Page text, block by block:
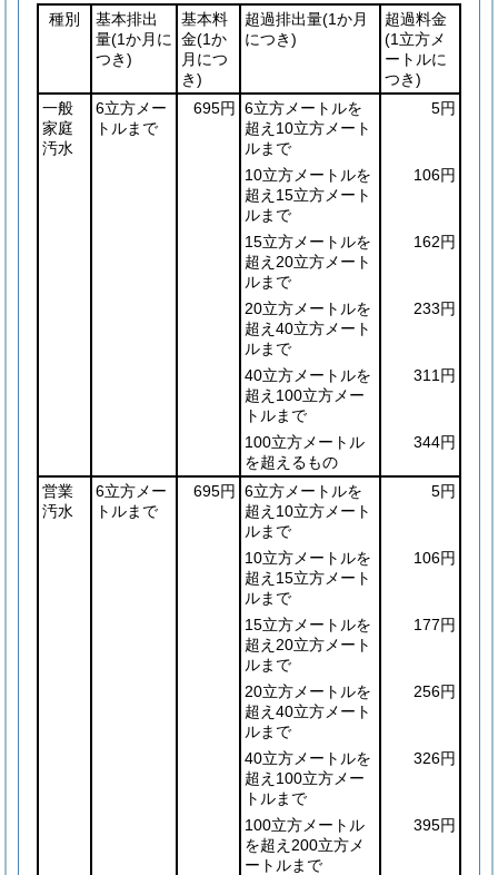
種別
基本排出
量(1か月に
つき)
基本料
金(1か
月につ
き)
超過排出量(1か月
につき)
超過料金
(1立方メ
ートルに
つき)
一般
家庭
汚水
6立方メー
トルまで
695円
6立方メートルを
超え10立方メート
ルまで
5円
10立方メートルを
超え15立方メート
ルまで
106円
15立方メートルを
超え20立方メート
ルまで
162円
20立方メートルを
超え40立方メート
ルまで
233円
40立方メートルを
超え100立方メー
トルまで
311円
100立方メートル
を超えるもの
344円
営業
汚水
6立方メー
トルまで
695円
6立方メートルを
超え10立方メート
ルまで
5円
10立方メートルを
超え15立方メート
ルまで
106円
15立方メートルを
超え20立方メート
ルまで
177円
20立方メートルを
超え40立方メート
ルまで
256円
40立方メートルを
超え100立方メー
トルまで
326円
100立方メートル
を超え200立方メ
ートルまで
395円